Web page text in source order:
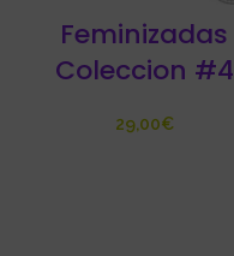
Feminizadas
Coleccion #4
€